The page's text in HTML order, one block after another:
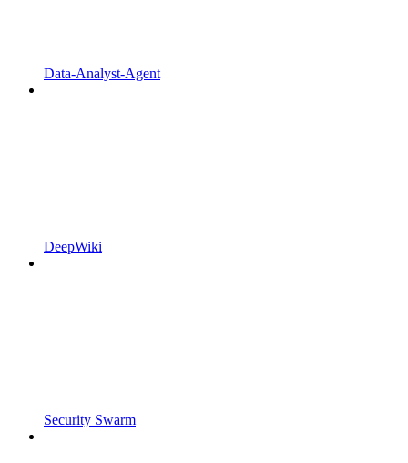
Data-Analyst-Agent
DeepWiki
Security Swarm